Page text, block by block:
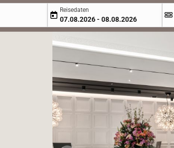
Reisedaten
07.08.2026 - 08.08.2026
Reisedaten
07.08.2026 - 08.08.2026